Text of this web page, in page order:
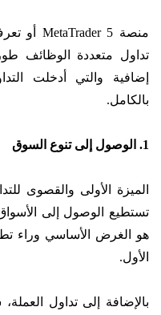
إضافية والتي أدخلت
بالكامل.
1. الوصول إلى تنوع السوق
تستطيع الوصول إلى
الأول.
بالإضافة إلى تداول